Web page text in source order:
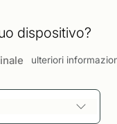
dispositivo?
ulteriori